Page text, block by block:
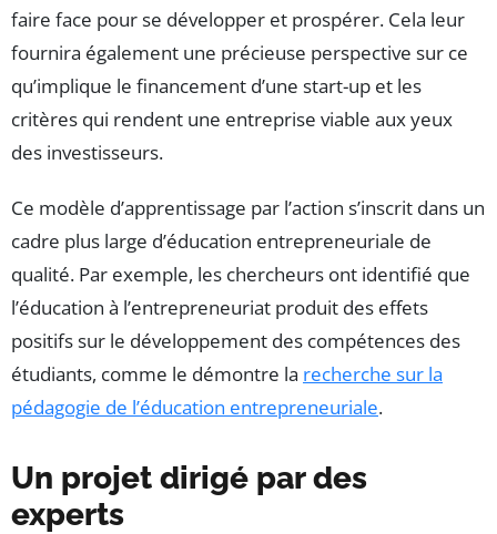
faire face pour se développer et prospérer. Cela leur
fournira également une précieuse perspective sur ce
qu’implique le financement d’une start-up et les
critères qui rendent une entreprise viable aux yeux
des investisseurs.
Ce modèle d’apprentissage par l’action s’inscrit dans un
cadre plus large d’éducation entrepreneuriale de
qualité. Par exemple, les chercheurs ont identifié que
l’éducation à l’entrepreneuriat produit des effets
positifs sur le développement des compétences des
étudiants, comme le démontre la recherche sur la
pédagogie de l’éducation entrepreneuriale.
Un projet dirigé par des
experts